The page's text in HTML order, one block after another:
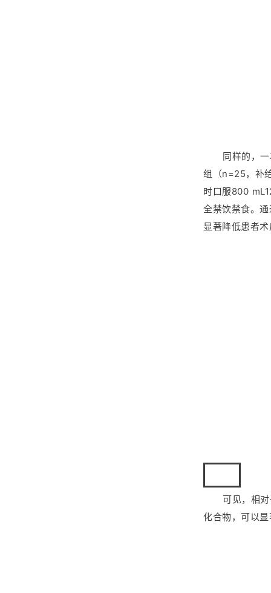
同样的，
组（n=25，补
时口服800
全禁饮禁食。
显著降低患者
可见，相
化合物，可以